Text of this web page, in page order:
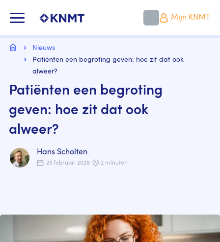
naar
gaan
Mijn KNMT
Kruimelpad
HomeNieuws
Patiënten een begroting geven: hoe zit dat ook
alweer?
Patiënten een begroting
geven: hoe zit dat ook
alweer?
Hans Scholten
23 februari 2026 2 minuten
Image